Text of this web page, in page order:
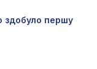
здобуло першу